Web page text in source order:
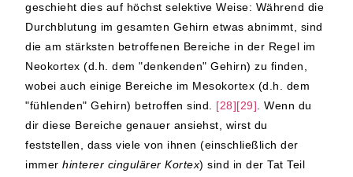
geschieht dies auf höchst selektive Weise: Während die
Durchblutung im gesamten Gehirn etwas abnimmt, sind
die am stärksten betroffenen Bereiche in der Regel im
Neokortex (d.h. dem "denkenden" Gehirn) zu finden,
wobei auch einige Bereiche im Mesokortex (d.h. dem
"fühlenden" Gehirn) betroffen sind. [28][29] . Wenn du
dir diese Bereiche genauer ansiehst, wirst du
feststellen, dass viele von ihnen (einschließlich der
immerhinterer cingulärer Kortex) sind in der Tat Teil